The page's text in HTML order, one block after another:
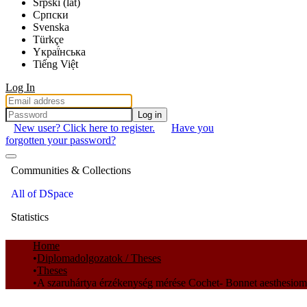
Srpski (lat)
Српски
Svenska
Türkçe
Yкраї́нська
Tiếng Việt
Log In
Log in
New user? Click here to register.
Have you
forgotten your password?
Communities & Collections
All of DSpace
Statistics
Home
Diplomadolgozatok / Theses
Theses
A szaruhártya érzékenység mérése Cochet- Bonnet